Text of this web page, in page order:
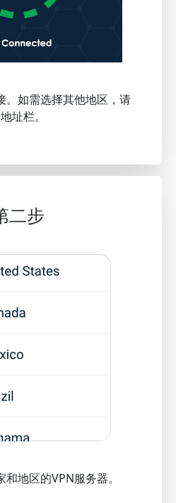
。如需选择其他地区，请
址栏。
二步
地区的VPN服务器。